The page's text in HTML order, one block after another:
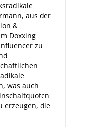
aus der
&
Doxxing
zu
was auch
erzeugen, die